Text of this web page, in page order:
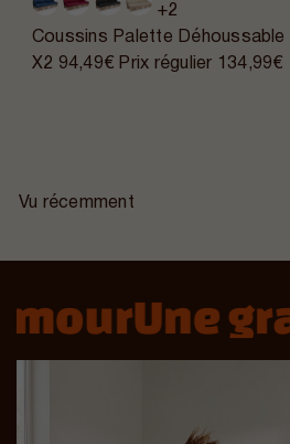
+2
Coussins Palette Déhoussable
X2 94,49€ Prix régulier 134,99€
Vu récemment
Une